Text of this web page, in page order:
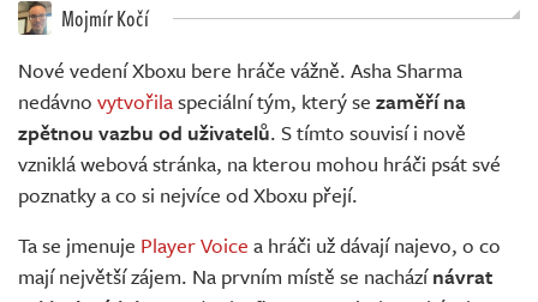
Živě Mojmír Kočí
Nové vedení Xboxu bere hráče vážně. Asha Sharma
nedávno vytvořilaspeciální tým, který se zaměří na
zpětnou vazbu od uživatelů. S tímto souvisí i nově
vzniklá webová stránka, na kterou mohou hráči psát své
poznatky a co si nejvíce od Xboxu přejí.
Ta se jmenuje Player Voice a hráči už dávají najevo, o co
mají největší zájem. Na prvním místě se nacházínávrat